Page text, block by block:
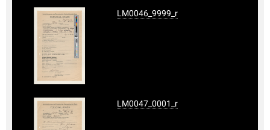
LM0046_9999_r
LM0047_0001_r